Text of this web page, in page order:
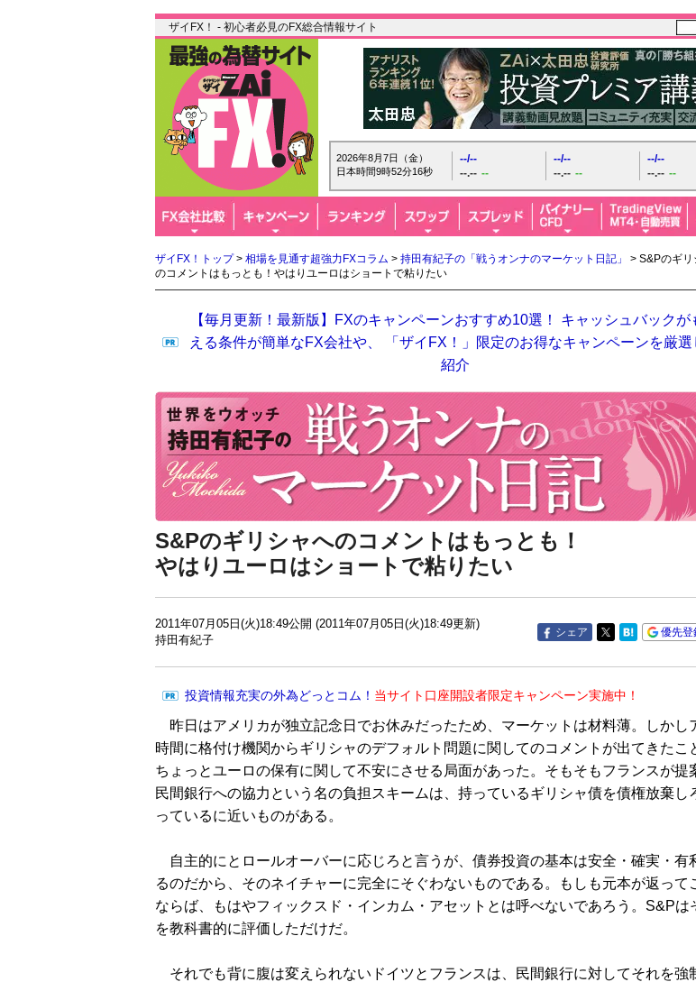
ザイFX！ - 初心者必見のFX総合情報サイト
2026年8月7日（金）
日本時間9時52分18秒
--/--
--.-- --
--/--
--.-- --
--/--
--.-- --
ザイFX！トップ> 相場を見通す超強力FXコラム > 持田有紀子の「戦うオンナのマーケット日記」
> S&Pのギリ
のコメントはもっとも！やはりユーロはショートで粘りたい
【毎月更新！最新版】FXのキャンペーンおすすめ10選！ キャッシュバックが
える条件が簡単なFX会社や、 「ザイFX！」限定のお得なキャンペーンを厳選
紹介
S&Pのギリシャへのコメントはもっとも！
やはりユーロはショートで粘りたい
2011年07月05日(火)18:49公開 (2011年07月05日(火)18:49更新)
持田有紀子
シェア 優先登
投資情報充実の外為どっとコム！ 当サイト口座開設者限定キャンペーン実施中！
昨日はアメリカが独立記念日でお休みだったため、マーケットは材料薄。しかし
時間に格付け機関からギリシャのデフォルト問題に関してのコメントが出てきたこ
ちょっとユーロの保有に関して不安にさせる局面があった。そもそもフランスが提
民間銀行への協力という名の負担スキームは、持っているギリシャ債を債権放棄し
っているに近いものがある。
自主的にとロールオーバーに応じろと言うが、債券投資の基本は安全・確実・有
るのだから、そのネイチャーに完全にそぐわないものである。もしも元本が返って
ならば、もはやフィックスド・インカム・アセットとは呼べないであろう。S&Pは
を教科書的に評価しただけだ。
それでも背に腹は変えられないドイツとフランスは、民間銀行に対してそれを強